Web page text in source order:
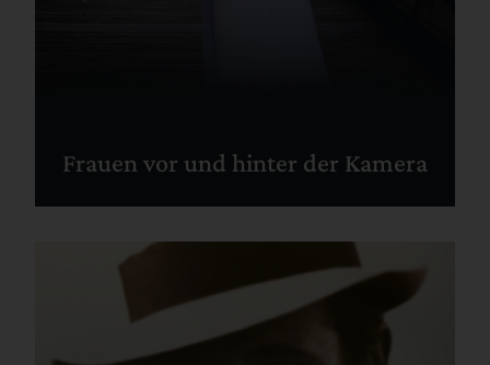
Frauen vor und hinter der Kamera